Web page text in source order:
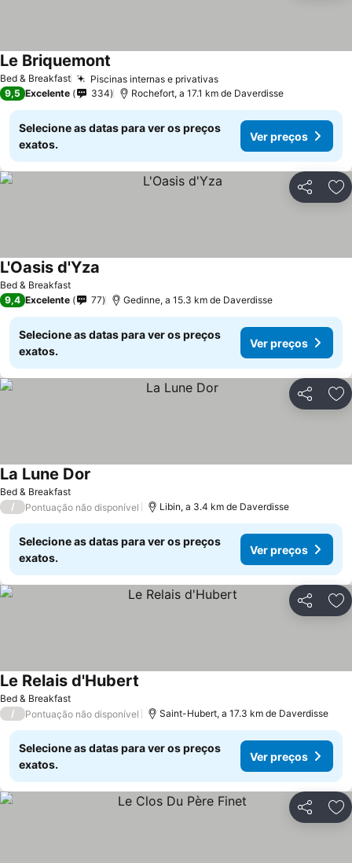
Bed & Breakfast Piscinas internas e privativasVer preços
Le Briquemont
9,5 Excelente 334 Rochefort, a 17.1 km de Daverdisse
Selecione as datas para ver os preços
exatos.
Ver preços
Partilhar
Bed & Breakfast
L'Oasis d'Yza
9,4 Excelente 77 Gedinne, a 15.3 km de Daverdisse
Selecione as datas para ver os preços
exatos.
Ver preços
Partilhar
Bed & Breakfast
La Lune Dor
/ Pontuação não disponível Libin, a 3.4 km de Daverdisse
Selecione as datas para ver os preços
exatos.
Ver preços
Partilhar
Bed & Breakfast
Le Relais d'Hubert
/ Pontuação não disponível Saint-Hubert, a 17.3 km de Daverdisse
Selecione as datas para ver os preços
exatos.
Ver preços
Partilhar